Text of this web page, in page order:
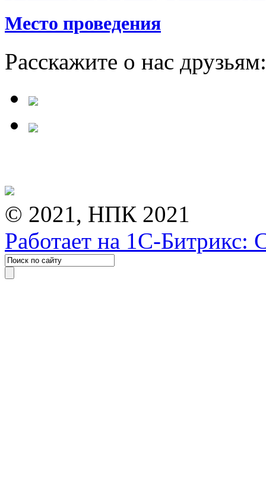
Место проведения
Расскажите о нас друзьям:
© 2021, НПК 2021
Работает на 1С-Битрикс: